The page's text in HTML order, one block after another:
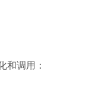
和调用：